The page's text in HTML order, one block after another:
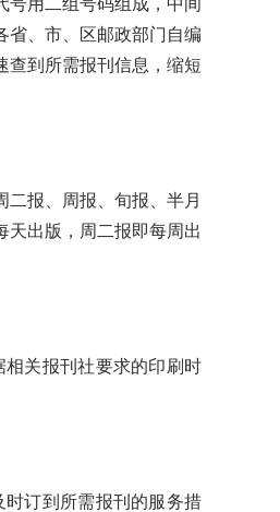
用二组号码组成，中间
省、市、区邮政部门自编
查到所需报刊信息，缩短
报、周报、旬报、半月
天出版，周二报即每周出
关报刊社要求的印刷时
订到所需报刊的服务措